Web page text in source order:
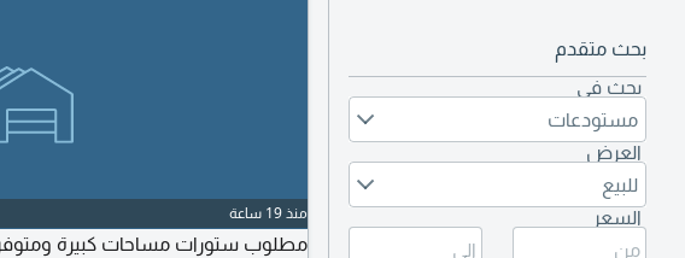
بحث متقدم
بحث في
مستودعات
العرض
للبيع
السعر
منذ 19 ساعة
مطلوب ستورات مساحات كبيرة